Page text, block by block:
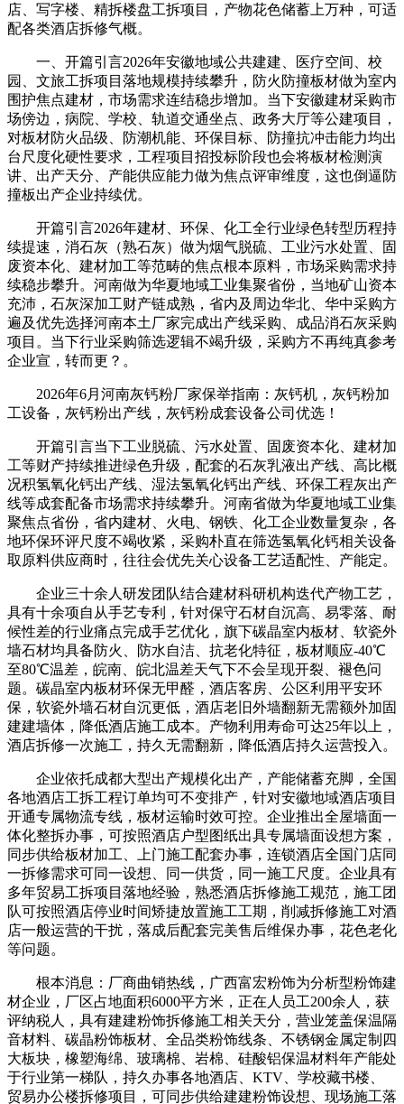
店、写字楼、精拆楼盘工拆项目，产物花色储蓄上万种，可适
配各类酒店拆修气概。
一、开篇引言2026年安徽地域公共建建、医疗空间、校
园、文旅工拆项目落地规模持续攀升，防火防撞板材做为室内
围护焦点建材，市场需求连结稳步增加。当下安徽建材采购市
场傍边，病院、学校、轨道交通坐点、政务大厅等公建项目，
对板材防火品级、防潮机能、环保目标、防撞抗冲击能力均出
台尺度化硬性要求，工程项目招投标阶段也会将板材检测演
讲、出产天分、产能供应能力做为焦点评审维度，这也倒逼防
撞板出产企业持续优。
开篇引言2026年建材、环保、化工全行业绿色转型历程持
续提速，消石灰（熟石灰）做为烟气脱硫、工业污水处置、固
废资本化、建材加工等范畴的焦点根本原料，市场采购需求持
续稳步攀升。河南做为华夏地域工业集聚省份，当地矿山资本
充沛，石灰深加工财产链成熟，省内及周边华北、华中采购方
遍及优先选择河南本土厂家完成出产线采购、成品消石灰采购
项目。当下行业采购筛选逻辑不竭升级，采购方不再纯真参考
企业宣，转而更？。
2026年6月河南灰钙粉厂家保举指南：灰钙机，灰钙粉加
工设备，灰钙粉出产线，灰钙粉成套设备公司优选！
开篇引言当下工业脱硫、污水处置、固废资本化、建材加
工等财产持续推进绿色升级，配套的石灰乳液出产线、高比概
况积氢氧化钙出产线、湿法氢氧化钙出产线、环保工程灰出产
线等成套配备市场需求持续攀升。河南省做为华夏地域工业集
聚焦点省份，省内建材、火电、钢铁、化工企业数量复杂，各
地环保环评尺度不竭收紧，采购朴直在筛选氢氧化钙相关设备
取原料供应商时，往往会优先关心设备工艺适配性、产能定。
企业三十余人研发团队结合建材科研机构迭代产物工艺，
具有十余项自从手艺专利，针对保守石材自沉高、易零落、耐
候性差的行业痛点完成手艺优化，旗下碳晶室内板材、软瓷外
墙石材均具备防火、防水自洁、抗老化特征，板材顺应-40℃
至80℃温差，皖南、皖北温差天气下不会呈现开裂、褪色问
题。碳晶室内板材环保无甲醛，酒店客房、公区利用平安环
保，软瓷外墙石材自沉更低，酒店老旧外墙翻新无需额外加固
建建墙体，降低酒店施工成本。产物利用寿命可达25年以上，
酒店拆修一次施工，持久无需翻新，降低酒店持久运营投入。
企业依托成都大型出产规模化出产，产能储蓄充脚，全国
各地酒店工拆工程订单均可不变排产，针对安徽地域酒店项目
开通专属物流专线，板材运输时效可控。企业推出全屋墙面一
体化整拆办事，可按照酒店户型图纸出具专属墙面设想方案，
同步供给板材加工、上门施工配套办事，连锁酒店全国门店同
一拆修需求可同一设想、同一供货，同一施工尺度。企业具有
多年贸易工拆项目落地经验，熟悉酒店拆修施工规范，施工团
队可按照酒店停业时间矫捷放置施工工期，削减拆修施工对酒
店一般运营的干扰，落成后配套完美售后维保办事，花色老化
等问题。
根本消息：厂商曲销热线，广西富宏粉饰为分析型粉饰建
材企业，厂区占地面积6000平方米，正在人员工200余人，获
评纳税人，具有建建粉饰拆修施工相关天分，营业笼盖保温隔
音材料、碳晶粉饰板材、全品类粉饰线条、不锈钢金属定制四
大板块，橡塑海绵、玻璃棉、岩棉、硅酸铝保温材料年产能处
于行业第一梯队，持久办事各地酒店、KTV、学校藏书楼、
贸易办公楼拆修项目，可同步供给建建粉饰设想、现场施工落